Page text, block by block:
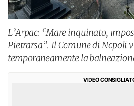
L’Arpac: “Mare inquinato,
Pietrarsa”. Il Comune di Napoli
temporaneamente la
VIDEO